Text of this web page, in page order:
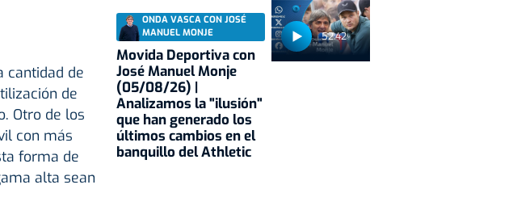
cantidad de
de
Otro de los
con más
forma de
alta sean
52:42
ONDA VASCA CON JOSÉ
MANUEL MONJE
Movida Deportiva con
José Manuel Monje
(05/08/26) |
Analizamos la "ilusión"
que han generado los
últimos cambios en el
banquillo del Athletic